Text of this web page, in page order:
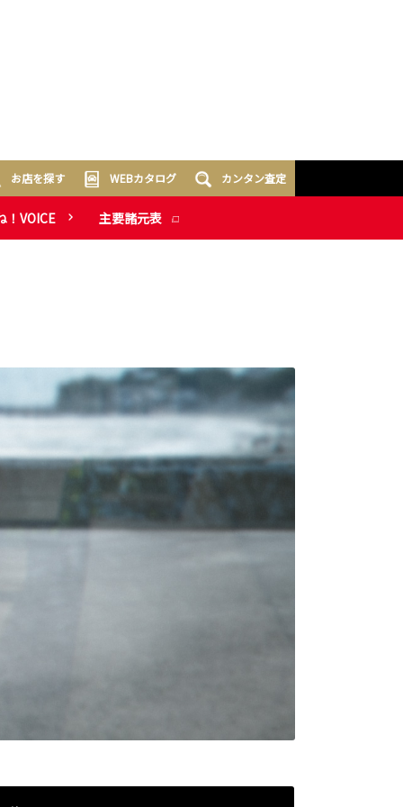
お店を探す WEBカタログ カンタン査定
！VOICE 主要諸元表